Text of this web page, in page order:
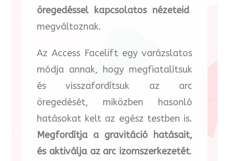
öregedéssel kapcsolatos nézeteid
megváltoznak.
Az Access Facelift egy varázslatos
módja annak, hogy megfiatalítsuk
és visszafordítsuk az arc
öregedését, miközben hasonló
hatásokat kelt az egész testben is.
Megfordítja a gravitáció hatásait,
és aktiválja az arc izomszerkezetét.